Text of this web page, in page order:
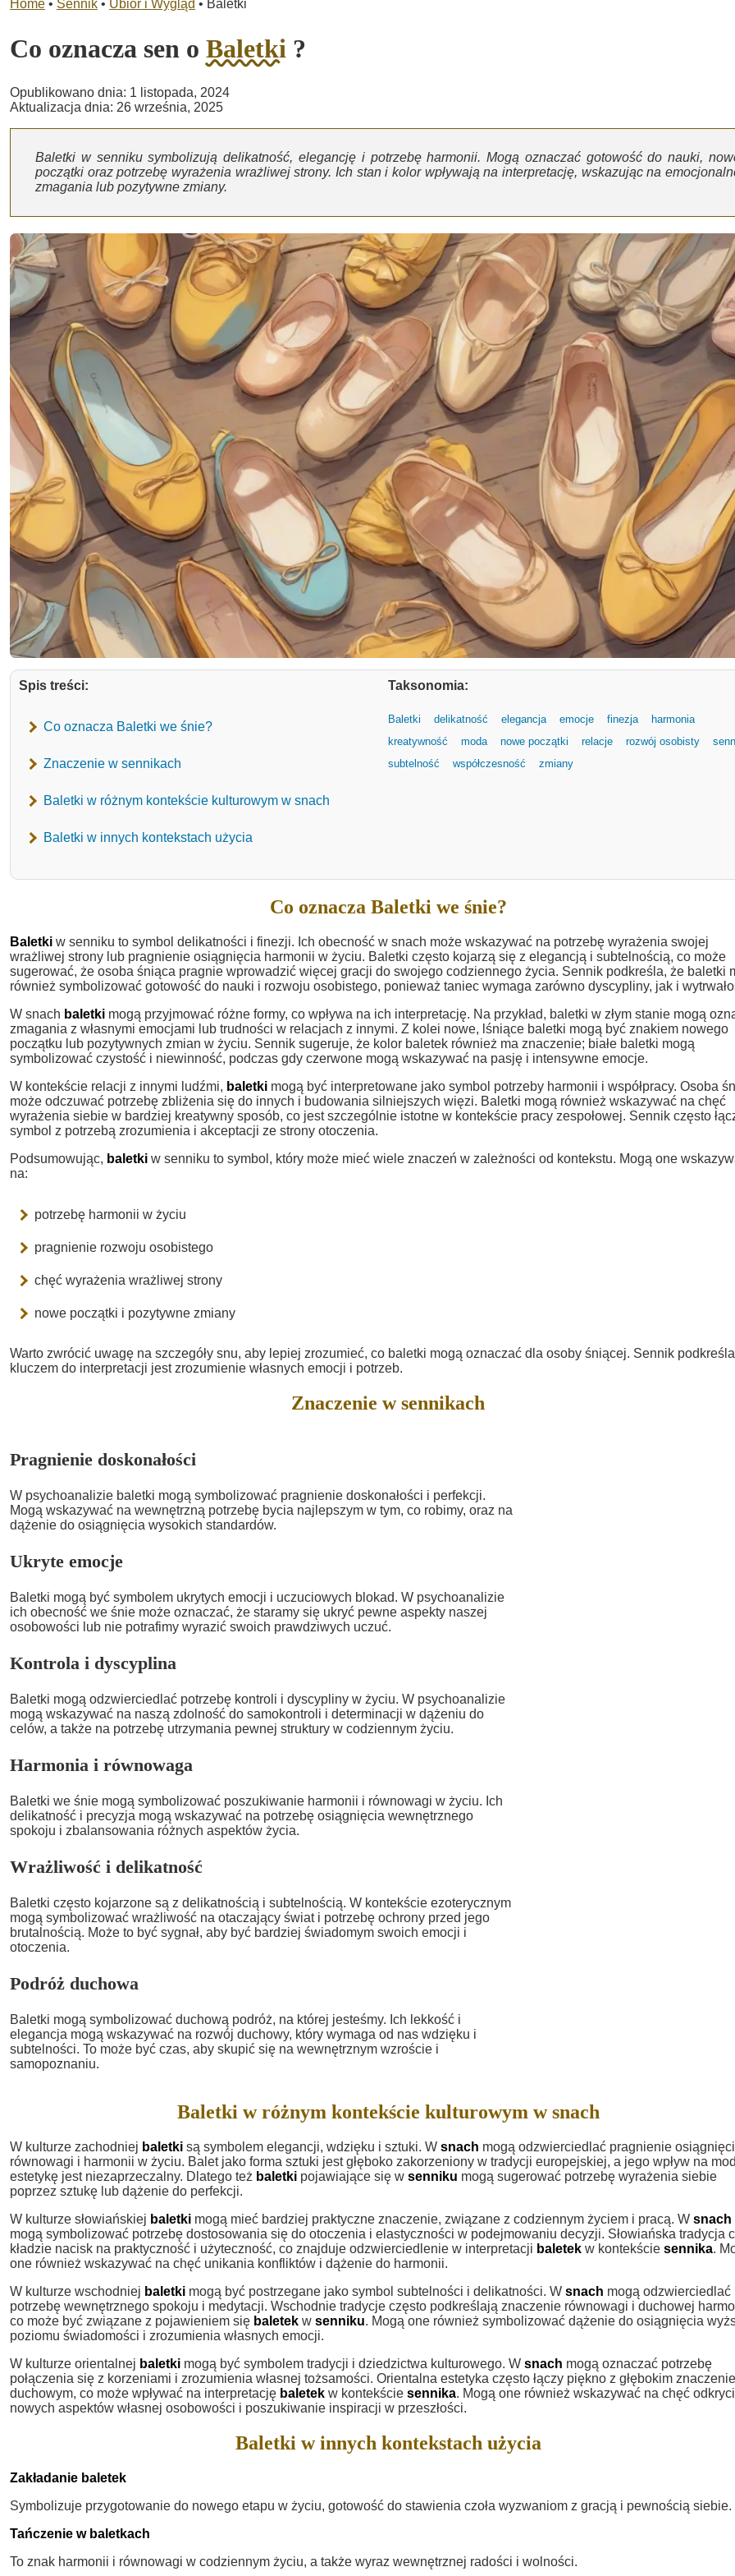
Home • Sennik • Ubiór i Wygląd • Baletki
Co oznacza sen o Baletki ?
Opublikowano dnia: 1 listopada, 2024
Aktualizacja dnia: 26 września, 2025
Baletki w senniku symbolizują delikatność, elegancję i potrzebę harmonii. Mogą oznaczać gotowość do nauki,
początki oraz potrzebę wyrażenia wrażliwej strony. Ich stan i kolor wpływają na interpretację, wskazując na
zmagania lub pozytywne zmiany.
Spis treści:
Co oznacza Baletki we śnie?
Znaczenie w sennikach
Baletki w różnym kontekście kulturowym w snach
Baletki w innych kontekstach użycia
Taksonomia:
Baletki delikatność elegancja emocje finezja
harmonia
kreatywność
moda nowe początki relacje rozwój osobisty
subtelność
współczesność zmiany
Co oznacza Baletki we śnie?
Baletki w senniku to symbol delikatności i finezji. Ich obecność w snach może wskazywać na potrzebę wyrażenia swojej
wrażliwej strony lub pragnienie osiągnięcia harmonii w życiu. Baletki często kojarzą się z elegancją i subtelnością, co może
sugerować, że osoba śniąca pragnie wprowadzić więcej gracji do swojego codziennego życia. Sennik podkreśla, że baletki
również symbolizować gotowość do nauki i rozwoju osobistego, ponieważ taniec wymaga zarówno dyscypliny, jak i
W snach baletki mogą przyjmować różne formy, co wpływa na ich interpretację. Na przykład, baletki w złym stanie mogą
zmagania z własnymi emocjami lub trudności w relacjach z innymi. Z kolei nowe, lśniące baletki mogą być znakiem nowego
początku lub pozytywnych zmian w życiu. Sennik sugeruje, że kolor baletek również ma znaczenie; białe baletki mogą
symbolizować czystość i niewinność, podczas gdy czerwone mogą wskazywać na pasję i intensywne emocje.
W kontekście relacji z innymi ludźmi, baletki mogą być interpretowane jako symbol potrzeby harmonii i współpracy. Osoba
może odczuwać potrzebę zbliżenia się do innych i budowania silniejszych więzi. Baletki mogą również wskazywać na chęć
wyrażenia siebie w bardziej kreatywny sposób, co jest szczególnie istotne w kontekście pracy zespołowej. Sennik często
symbol z potrzebą zrozumienia i akceptacji ze strony otoczenia.
Podsumowując, baletki w senniku to symbol, który może mieć wiele znaczeń w zależności od kontekstu. Mogą one
na:
potrzebę harmonii w życiu
pragnienie rozwoju osobistego
chęć wyrażenia wrażliwej strony
nowe początki i pozytywne zmiany
Warto zwrócić uwagę na szczegóły snu, aby lepiej zrozumieć, co baletki mogą oznaczać dla osoby śniącej. Sennik
kluczem do interpretacji jest zrozumienie własnych emocji i potrzeb.
Znaczenie w sennikach
Pragnienie doskonałości
W psychoanalizie baletki mogą symbolizować pragnienie doskonałości i perfekcji.
Mogą wskazywać na wewnętrzną potrzebę bycia najlepszym w tym, co robimy, oraz na
dążenie do osiągnięcia wysokich standardów.
Ukryte emocje
Baletki mogą być symbolem ukrytych emocji i uczuciowych blokad. W psychoanalizie
ich obecność we śnie może oznaczać, że staramy się ukryć pewne aspekty naszej
osobowości lub nie potrafimy wyrazić swoich prawdziwych uczuć.
Kontrola i dyscyplina
Baletki mogą odzwierciedlać potrzebę kontroli i dyscypliny w życiu. W psychoanalizie
mogą wskazywać na naszą zdolność do samokontroli i determinacji w dążeniu do
celów, a także na potrzebę utrzymania pewnej struktury w codziennym życiu.
Harmonia i równowaga
Baletki we śnie mogą symbolizować poszukiwanie harmonii i równowagi w życiu. Ich
delikatność i precyzja mogą wskazywać na potrzebę osiągnięcia wewnętrznego
spokoju i zbalansowania różnych aspektów życia.
Wrażliwość i delikatność
Baletki często kojarzone są z delikatnością i subtelnością. W kontekście ezoterycznym
mogą symbolizować wrażliwość na otaczający świat i potrzebę ochrony przed jego
brutalnością. Może to być sygnał, aby być bardziej świadomym swoich emocji i
otoczenia.
Podróż duchowa
Baletki mogą symbolizować duchową podróż, na której jesteśmy. Ich lekkość i
elegancja mogą wskazywać na rozwój duchowy, który wymaga od nas wdzięku i
subtelności. To może być czas, aby skupić się na wewnętrznym wzroście i
samopoznaniu.
Baletki w różnym kontekście kulturowym w snach
W kulturze zachodniej baletki są symbolem elegancji, wdzięku i sztuki. W snach mogą odzwierciedlać pragnienie
równowagi i harmonii w życiu. Balet jako forma sztuki jest głęboko zakorzeniony w tradycji europejskiej, a jego wpływ na
estetykę jest niezaprzeczalny. Dlatego też baletki pojawiające się w senniku mogą sugerować potrzebę wyrażenia siebie
poprzez sztukę lub dążenie do perfekcji.
W kulturze słowiańskiej baletki mogą mieć bardziej praktyczne znaczenie, związane z codziennym życiem i pracą. W snach
mogą symbolizować potrzebę dostosowania się do otoczenia i elastyczności w podejmowaniu decyzji. Słowiańska tradycja
kładzie nacisk na praktyczność i użyteczność, co znajduje odzwierciedlenie w interpretacji baletek w kontekście sennika.
one również wskazywać na chęć unikania konfliktów i dążenie do harmonii.
W kulturze wschodniej baletki mogą być postrzegane jako symbol subtelności i delikatności. W snach mogą odzwierciedlać
potrzebę wewnętrznego spokoju i medytacji. Wschodnie tradycje często podkreślają znaczenie równowagi i duchowej
co może być związane z pojawieniem się baletek w senniku. Mogą one również symbolizować dążenie do osiągnięcia
poziomu świadomości i zrozumienia własnych emocji.
W kulturze orientalnej baletki mogą być symbolem tradycji i dziedzictwa kulturowego. W snach mogą oznaczać potrzebę
połączenia się z korzeniami i zrozumienia własnej tożsamości. Orientalna estetyka często łączy piękno z głębokim
duchowym, co może wpływać na interpretację baletek w kontekście sennika. Mogą one również wskazywać na chęć
nowych aspektów własnej osobowości i poszukiwanie inspiracji w przeszłości.
Baletki w innych kontekstach użycia
Zakładanie baletek
Symbolizuje przygotowanie do nowego etapu w życiu, gotowość do stawienia czoła wyzwaniom z gracją i pewnością siebie.
Tańczenie w baletkach
To znak harmonii i równowagi w codziennym życiu, a także wyraz wewnętrznej radości i wolności.